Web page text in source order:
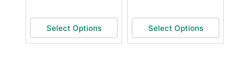
Select Options Select Options